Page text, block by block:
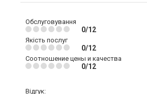
Обслуговування
0/12
Якість послуг
0/12
Соотношение цены и качества
0/12
Відгук: